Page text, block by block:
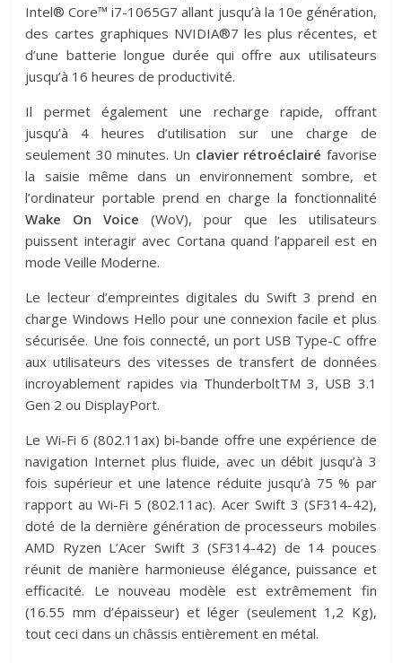
Intel® Core™ i7-1065G7 allant jusqu’à la 10e génération,
des cartes graphiques NVIDIA®7 les plus récentes, et
d’une batterie longue durée qui offre aux utilisateurs
jusqu’à 16 heures de productivité.
Il permet également une recharge rapide, offrant
jusqu’à 4 heures d’utilisation sur une charge de
seulement 30 minutes. Un clavier rétroéclairé favorise
la saisie même dans un environnement sombre, et
l’ordinateur portable prend en charge la fonctionnalité
Wake On Voice (WoV), pour que les utilisateurs
puissent interagir avec Cortana quand l’appareil est en
mode Veille Moderne.
Le lecteur d’empreintes digitales du Swift 3 prend en
charge Windows Hello pour une connexion facile et plus
sécurisée. Une fois connecté, un port USB Type-C offre
aux utilisateurs des vitesses de transfert de données
incroyablement rapides via ThunderboltTM 3, USB 3.1
Gen 2 ou DisplayPort.
Le Wi-Fi 6 (802.11ax) bi-bande offre une expérience de
navigation Internet plus fluide, avec un débit jusqu’à 3
fois supérieur et une latence réduite jusqu’à 75 % par
rapport au Wi-Fi 5 (802.11ac). Acer Swift 3 (SF314-42),
doté de la dernière génération de processeurs mobiles
AMD Ryzen L’Acer Swift 3 (SF314-42) de 14 pouces
réunit de manière harmonieuse élégance, puissance et
efficacité. Le nouveau modèle est extrêmement fin
(16.55 mm d’épaisseur) et léger (seulement 1,2 Kg),
tout ceci dans un châssis entièrement en métal.